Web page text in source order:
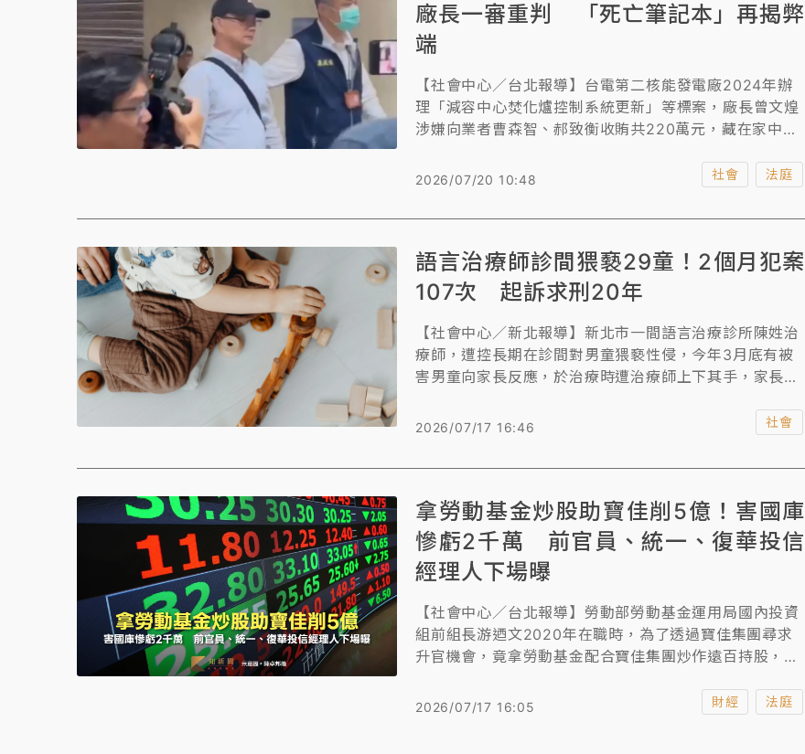
廠長一審重判 「死亡筆記本」再揭弊
端
【社會中心／台北報導】台電第二核能發電廠2024年辦
理「減容中心焚化爐控制系統更新」等標案，廠長曾文煌
涉嫌向業者曹森智、郝致衡收賄共220萬元，藏在家中天
標案，向郝男收賄80萬元，請郝男用這筆錢幫他炒股，曾
後，今判曾文煌7年徒刑、褫奪公權4年，朱允中判9年、
年。至於業者曹森智因於檢方偵查期間認罪獲緩起訴。
2026/07/20 10:48 社會 法庭
語言治療師診間猥褻29童！2個月犯案
107次 起訴求刑20年
【社會中心／新北報導】新北市一間語言治療診所陳姓治
療師，遭控長期在診間對男童猥褻性侵，今年3月底有被
害男童向家長反應，於治療時遭治療師上下其手，家長調
後，有家長回想才驚覺，曾在診間外聽到孩子喊叫，沒想
查出今年2月到3月間，陳男在診間對29名孩童猥褻107
2026/07/17 16:46 社會
拿勞動基金炒股助寶佳削5億！害國庫
慘虧2千萬 前官員、統一、復華投信
經理人下場曝
【社會中心／台北報導】勞動部勞動基金運用局國內投資
組前組長游迺文2020年在職時，為了透過寶佳集團尋求
升官機會，竟拿勞動基金配合寶佳集團炒作遠百持股，並
究員配合製作不實的投資評估報告，大量買入遠百股票，
2026/07/17 16:05 財經 法庭